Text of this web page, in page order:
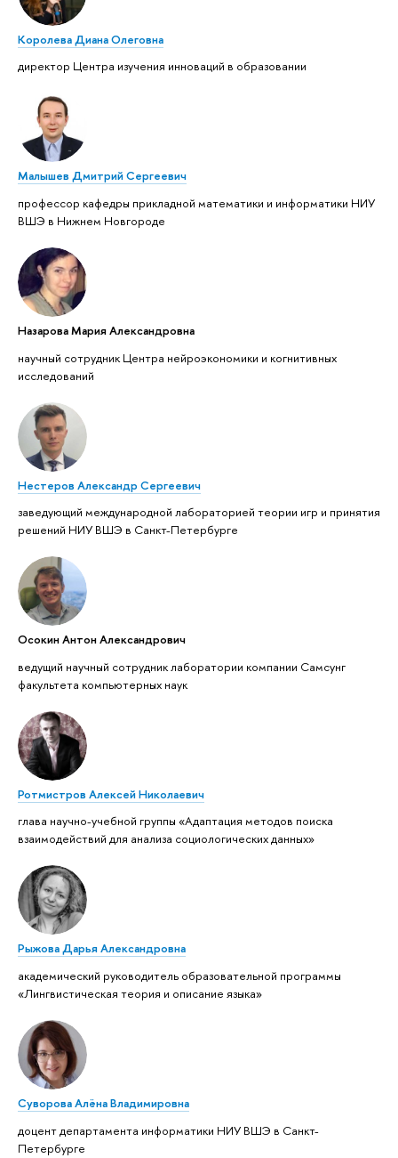
Королева Диана Олеговна
директор Центра изучения инноваций в образовании
Малышев Дмитрий Сергеевич
профессор кафедры прикладной математики и информатики НИУ
ВШЭ в Нижнем Новгороде
Назарова Мария Александровна
научный сотрудник Центра нейроэкономики и когнитивных
исследований
Нестеров Александр Сергеевич
заведующий международной лабораторией теории игр и принятия
решений НИУ ВШЭ в Санкт-Петербурге
Осокин Антон Александрович
ведущий научный сотрудник лаборатории компании Самсунг
факультета компьютерных наук
Ротмистров Алексей Николаевич
глава научно-учебной группы «Адаптация методов поиска
взаимодействий для анализа социологических данных»
Рыжова Дарья Александровна
академический руководитель образовательной программы
«Лингвистическая теория и описание языка»
Суворова Алёна Владимировна
доцент департамента информатики НИУ ВШЭ в Санкт-
Петербурге